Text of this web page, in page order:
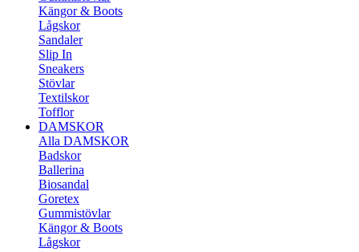
Kängor & Boots
Lågskor
Sandaler
Slip In
Sneakers
Stövlar
Textilskor
Tofflor
DAMSKOR
Alla DAMSKOR
Badskor
Ballerina
Biosandal
Goretex
Gummistövlar
Kängor & Boots
Lågskor